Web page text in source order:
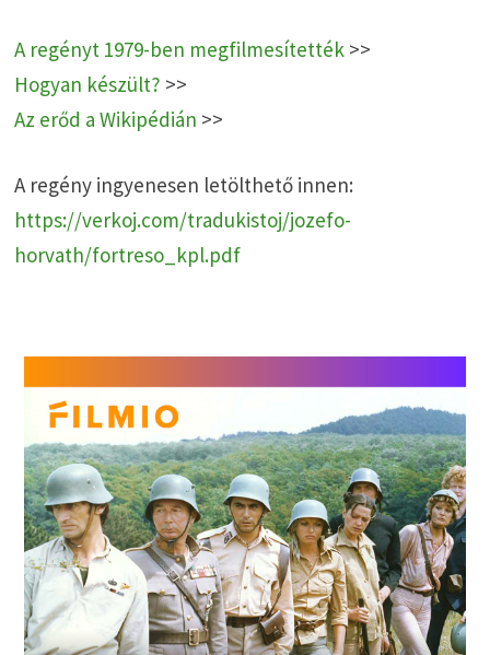
A regényt 1979-ben megfilmesítették>>
Hogyan készült? >>
Az erőd a Wikipédián >>
A regény ingyenesen letölthető innen:
https://verkoj.com/tradukistoj/jozefo-
horvath/fortreso_kpl.pdf